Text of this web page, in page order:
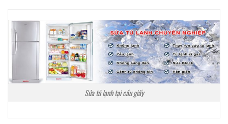
Sửa tủ lạnh tại cầu giấy